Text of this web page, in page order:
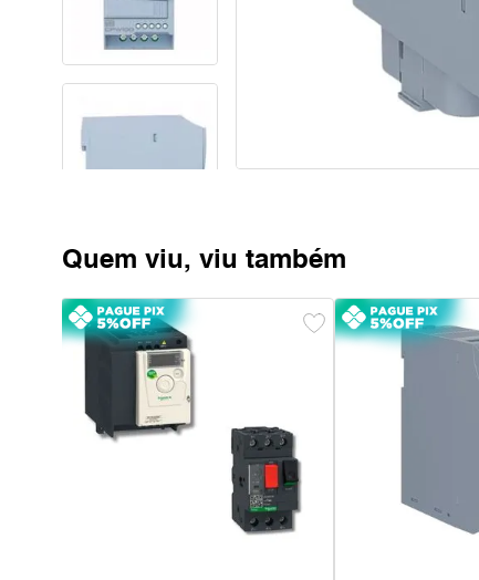
Quem viu, viu também